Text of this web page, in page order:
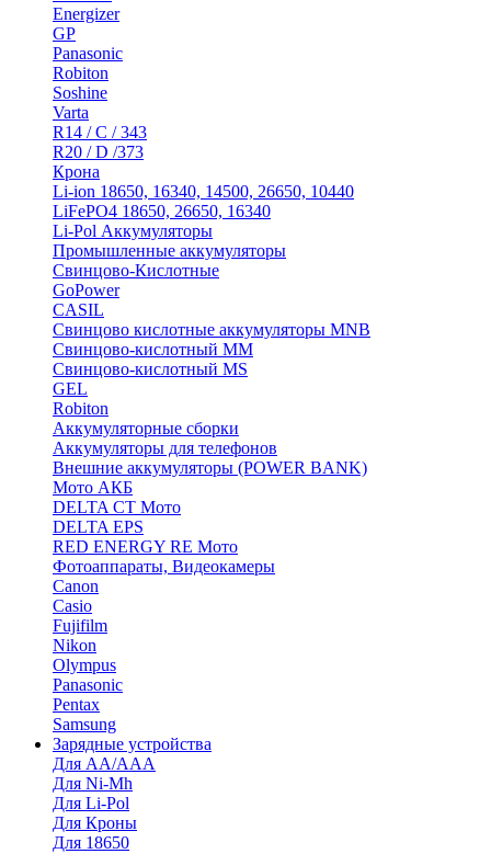
Energizer
GP
Panasonic
Robiton
Soshine
Varta
R14 / C / 343
R20 / D /373
Крона
Li-ion 18650, 16340, 14500, 26650, 10440
LiFePO4 18650, 26650, 16340
Li-Pol Аккумуляторы
Промышленные аккумуляторы
Свинцово-Кислотные
GoPower
CASIL
Свинцово кислотные аккумуляторы MNB
Cвинцово-кислотный MM
Cвинцово-кислотный MS
GEL
Robiton
Аккумуляторные сборки
Аккумуляторы для телефонов
Внешние аккумуляторы (POWER BANK)
Мото АКБ
DELTA CT Мото
DELTA EPS
RED ENERGY RE Мото
Фотоаппараты, Видеокамеры
Canon
Casio
Fujifilm
Nikon
Olympus
Panasonic
Pentax
Samsung
Зарядные устройства
Для AA/AAA
Для Ni-Mh
Для Li-Pol
Для Кроны
Для 18650